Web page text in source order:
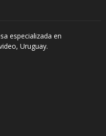
especializada en
Uruguay.